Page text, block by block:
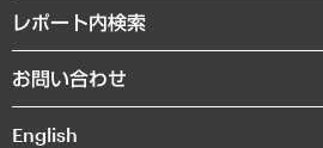
まちづくり・観光・交通・スポーツ・スマート
自然資源・農林水産業・食料システム
沿革
組織図・本部部室紹介
インドネシア現地法人
レポート内検索
お問い合わせ
English